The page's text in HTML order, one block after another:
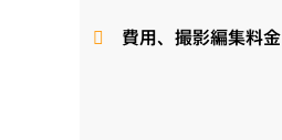
費用、撮影編集料金